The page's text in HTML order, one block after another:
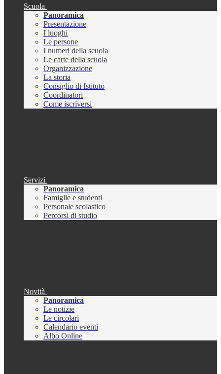
Scuola
Panoramica
Presentazione
I luoghi
Le persone
I numeri della scuola
Le carte della scuola
Organizzazione
La storia
Consiglio di Istituto
Coordinatori
Come iscriversi
Servizi
Panoramica
Famiglie e studenti
Personale scolastico
Percorsi di studio
Novità
Panoramica
Le notizie
Le circolari
Calendario eventi
Albo Online